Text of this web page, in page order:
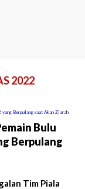
2022
Bulu
Berpulang
Tim Piala